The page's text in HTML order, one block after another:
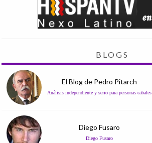
BLOGS
El Blog de Pedro Pitarch
Análisis independiente y serio para personas cabales
Diego Fusaro
Diego Fusaro